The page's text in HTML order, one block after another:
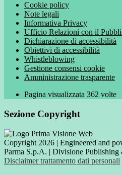
Cookie policy
Note legali
Informativa Privacy
Ufficio Relazioni con il
Dichiarazione di accessibilità
Obiettivi di accessibilità
Whistleblowing
Gestione consensi cookie
Amministrazione trasparente
Pagina visualizzata 362 volte
Sezione Copyright
Copyright 2026 | Engineered and
Parma S.p.A. | Divisione
Disclaimer trattamento dati personali